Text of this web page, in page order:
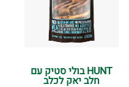
HUNT בולי סטיק עם
חלב יאק לכלב